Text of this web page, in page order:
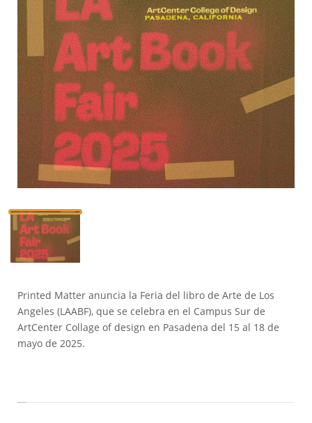
Printed Matter anuncia la Feria del libro de Arte de Los
Angeles (LAABF), que se celebra en el Campus Sur de
ArtCenter Collage of design en Pasadena del 15 al 18 de
mayo de 2025.